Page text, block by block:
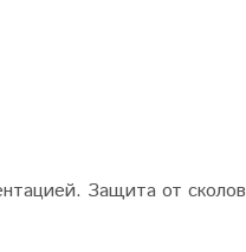
Защита от сколов